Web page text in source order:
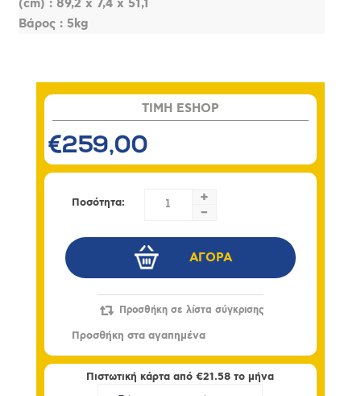
(cm) : 89,2 x 7,4 x 51,1
Βάρος : 5kg
TIMH ESHOP
€259,00
Ποσότητα:
+
-
Πιστωτική κάρτα από€21.58 το μήνα